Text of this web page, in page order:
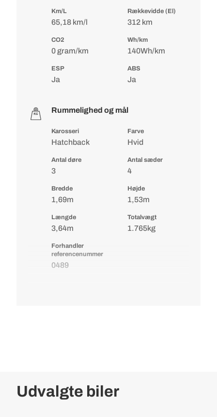
Km/L
65,18 km/l
Rækkevidde (El)
312 km
CO2
0 gram/km
Wh/km
140Wh/km
ESP
Ja
ABS
Ja
Rummelighed og mål
Karosseri
Hatchback
Farve
Hvid
Antal døre
3
Antal sæder
4
Bredde
1,69m
Højde
1,53m
Længde
3,64m
Totalvægt
1.765kg
Forhandler
referencenummer
0489
Udvalgte biler